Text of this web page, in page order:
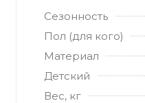
Сезонность
Пол (для кого)
Материал
Детский
Вес, кг